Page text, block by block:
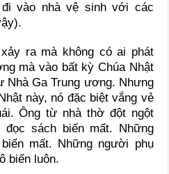
vào nhà vệ sinh với các
ra mà không có ai phát
mà vào bất kỳ Chúa Nhật
Nhà Ga Trung ương. Nhưng
này, nó đặc biệt vắng vẻ
Ông từ nhà thờ đột ngột
đọc sách biến mất. Những
mất. Những người phụ
biến luôn.